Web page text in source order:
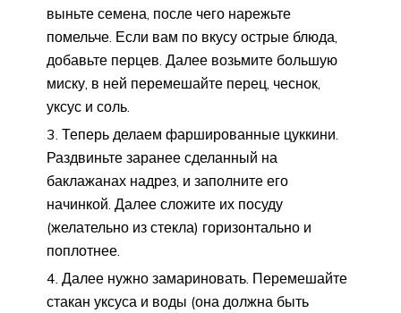
выньте семена, после чего нарежьте
помельче. Если вам по вкусу острые блюда,
добавьте перцев. Далее возьмите большую
миску, в ней перемешайте перец, чеснок,
уксус и соль.
Теперь делаем фаршированные цуккини.
Раздвиньте заранее сделанный на
баклажанах надрез, и заполните его
начинкой. Далее сложите их посуду
(желательно из стекла) горизонтально и
поплотнее.
Далее нужно замариновать. Перемешайте
стакан уксуса и воды (она должна быть